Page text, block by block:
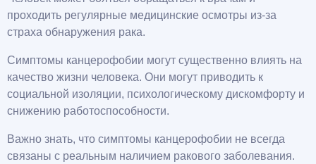
проходить регулярные медицинские осмотры из-за
страха обнаружения рака.
Симптомы канцерофобии могут существенно влиять на
качество жизни человека. Они могут приводить к
социальной изоляции, психологическому дискомфорту и
снижению работоспособности.
Важно знать, что симптомы канцерофобии не всегда
связаны с реальным наличием ракового заболевания.